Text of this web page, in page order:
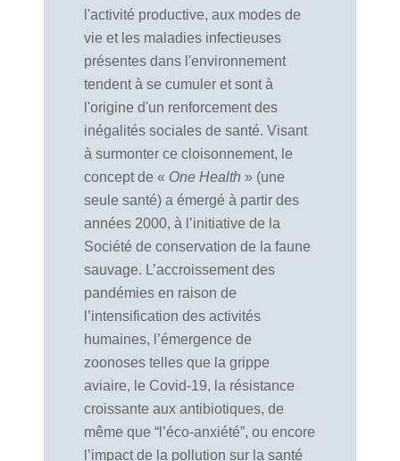
l'activité productive, aux modes de
vie et les maladies infectieuses
présentes dans l'environnement
tendent à se cumuler et sont à
l'origine d'un renforcement des
inégalités sociales de santé. Visant
à surmonter ce cloisonnement, le
concept de « One Health » (une
seule santé) a émergé à partir des
années 2000, à l’initiative de la
Société de conservation de la faune
sauvage. L’accroissement des
pandémies en raison de
l’intensification des activités
humaines, l’émergence de
zoonoses telles que la grippe
aviaire, le Covid-19, la résistance
croissante aux antibiotiques, de
même que “l’éco-anxiété”, ou encore
l’impact de la pollution sur la santé